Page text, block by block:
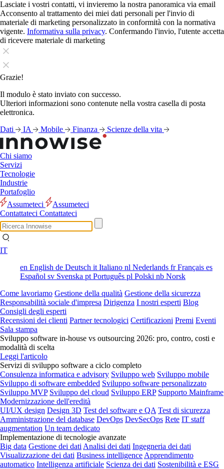
Lasciate i vostri contatti, vi invieremo la nostra panoramica via email
Acconsento al trattamento dei miei dati personali per l'invio di
materiale di marketing personalizzato in conformità con la normativa
vigente. Informativa sulla privacy. Confermando l'invio, l'utente accetta
di ricevere materiale di marketing
Grazie!
Il modulo è stato inviato con successo.
Ulteriori informazioni sono contenute nella vostra casella di posta
elettronica.
Dati
IA Mobile Finanza Scienze della vita
Chi siamo
Servizi
Tecnologie
Industrie
Portafoglio
Assumeteci
Assumeteci
Contattateci Contattateci
IT
en English de Deutsch it Italiano nl Nederlands frFrançais es
Español sv Svenska pt Português pl Polski nb Norsk
Come lavoriamo Gestione della qualità Gestione della sicurezza
Responsabilità sociale d'impresa Dirigenza I nostri esperti Blog
Consigli degli esperti
Recensioni dei clienti Partner tecnologici Certificazioni Premi Eventi
Sala stampa
Sviluppo software in-house vs outsourcing 2026: pro, contro, costi e
modalità di scelta
Leggi l'articolo
Servizi di sviluppo software a ciclo completo
Consulenza informatica e advisory Sviluppo web Sviluppo mobile
Sviluppo di software embedded Sviluppo software personalizzato
Sviluppo MVP Sviluppo del cloud Sviluppo ERP Supporto Mainframe
Modernizzazione dell'eredità
UI/UX design Design 3D Test del software e QA Test di sicurezza
Amministrazione del database DevOps DevSecOps Rete IT staff
augmentation Un team dedicato
Implementazione di tecnologie avanzate
Big data Gestione dei dati Analisi dei dati Ingegneria dei dati
Visualizzazione dei dati Business intelligence Apprendimento
automatico Intelligenza artificiale Scienza dei dati Sostenibilità e ESG